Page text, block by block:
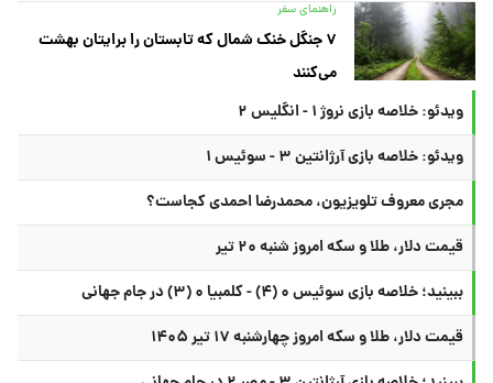
راهنمای سفر
۷ جنگل خنک شمال که تابستان را برایتان بهشت
می‌کنند
ویدئو: خلاصه بازی نروژ ۱ - انگلیس ۲
ویدئو: خلاصه بازی آرژانتین ۳ - سوئیس ۱
مجری معروف تلویزیون، محمدرضا احمدی کجاست؟
قیمت دلار، طلا و سکه امروز شنبه ۲۰ تیر
ببینید؛ خلاصه بازی سوئیس ۰ (۴) - کلمبیا ۰ (۳) در جام جهانی
قیمت دلار، طلا و سکه امروز چهارشنبه ۱۷ تیر ۱۴۰۵